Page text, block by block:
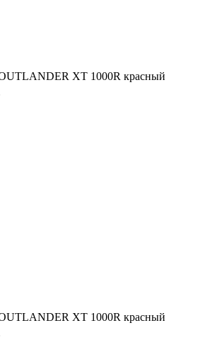
XT 1000R красный
XT 1000R красный